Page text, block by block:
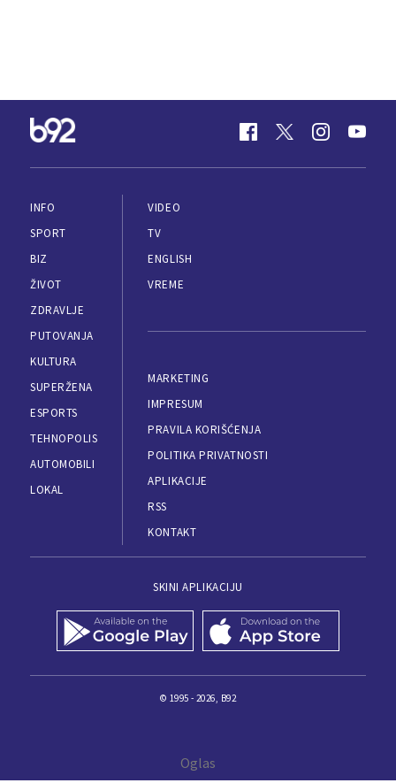
INFO
SPORT
BIZ
ŽIVOT
ZDRAVLJE
PUTOVANJA
KULTURA
SUPERŽENA
ESPORTS
TEHNOPOLIS
AUTOMOBILI
LOKAL
VIDEO
TV
ENGLISH
VREME
MARKETING
IMPRESUM
PRAVILA KORIŠĆENJA
POLITIKA PRIVATNOSTI
APLIKACIJE
RSS
KONTAKT
SKINI APLIKACIJU
© 1995 - 2026, B92